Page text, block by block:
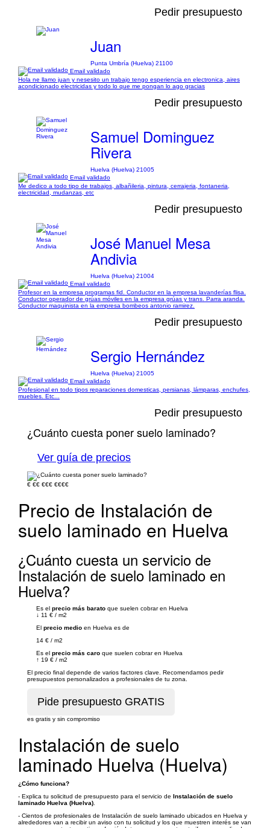
Pedir presupuesto
Juan
Punta Umbría (Huelva) 21100
Email validado
Hola ne llamo juan y nesesito un trabajo tengo esperiencia en electronica, aires
acondicionado electricidas y todo lo que me pongan lo ago gracias
Pedir presupuesto
Samuel Dominguez
Rivera
Huelva (Huelva) 21005
Email validado
Me dedico a todo tipo de trabajos, albañileria, pintura, cerrajeria, fontaneria,
electricidad, mudanzas, etc
Pedir presupuesto
José Manuel Mesa
Andivia
Huelva (Huelva) 21004
Email validado
Profesor en la empresa programas fid. Conductor en la empresa lavanderías flisa.
Conductor operador de grúas móviles en la empresa grúas y trans. Parra aranda.
Conductor maquinista en la empresa bombeos antonio ramirez.
Pedir presupuesto
Sergio Hernández
Huelva (Huelva) 21005
Email validado
Profesional en todo tipos reparaciones domesticas, persianas, lámparas, enchufes,
muebles. Etc...
Pedir presupuesto
¿Cuánto cuesta poner suelo laminado?
Ver guía de precios
€ €€ €€€ €€€€
Precio de Instalación de
suelo laminado en Huelva
¿Cuánto cuesta un servicio de
Instalación de suelo laminado en
Huelva?
Es el precio más barato que suelen cobrar en Huelva
↓ 11 € / m2
El precio medio en Huelva es de
14 € / m2
Es el precio más caro que suelen cobrar en Huelva
↑ 19 € / m2
El precio final depende de varios factores clave. Recomendamos pedir
presupuestos personalizados a profesionales de tu zona.
es gratis y sin compromiso
Instalación de suelo
laminado Huelva (Huelva)
¿Cómo funciona?
- Explica tu solicitud de presupuesto para el servicio de Instalación de suelo
laminado Huelva (Huelva)
- Cientos de profesionales de Instalación de suelo laminado ubicados en Huelva y
alrededores van a recibir un aviso con tu solicitud y los que muestren interés se van